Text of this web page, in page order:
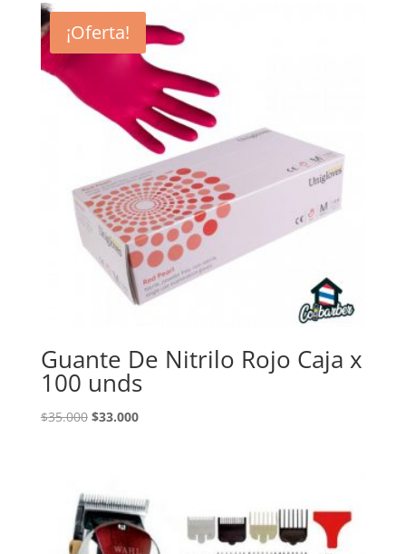
¡Oferta!
Guante De Nitrilo Rojo Caja x
100 unds
$35.000 El
$35.000.
$33.000El
$33.000.